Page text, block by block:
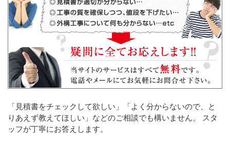
「見積書をチェックして欲しい」「よく分からないので、と
りあえず教えてほしい」などのご相談でも構いません。 スタ
ッフが丁寧にお答えします。